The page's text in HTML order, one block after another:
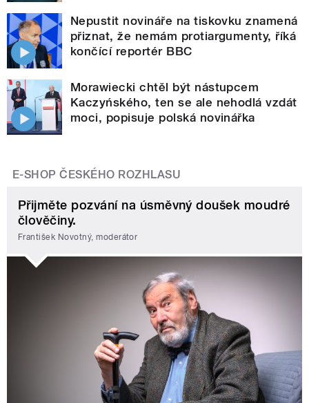
Nepustit novináře na tiskovku znamená
přiznat, že nemám protiargumenty, říká
končící reportér BBC
Morawiecki chtěl být nástupcem
Kaczyńského, ten se ale nehodlá vzdát
moci, popisuje polská novinářka
E-SHOP ČESKÉHO ROZHLASU
Přijměte pozvání na úsměvný doušek moudré
člověčiny.
František Novotný, moderátor